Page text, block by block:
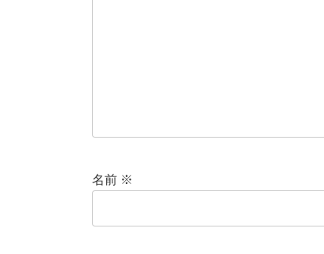
名前 ※